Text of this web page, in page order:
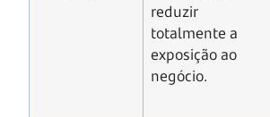
reduzir
totalmente a
exposição ao
negócio.